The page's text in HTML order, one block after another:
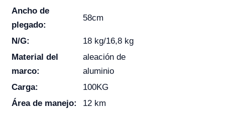
Ancho de
plegado:
58cm
N/G:
18 kg/16,8 kg
Material del
marco:
aleación de
aluminio
Carga:
100KG
Área de manejo:
12 km